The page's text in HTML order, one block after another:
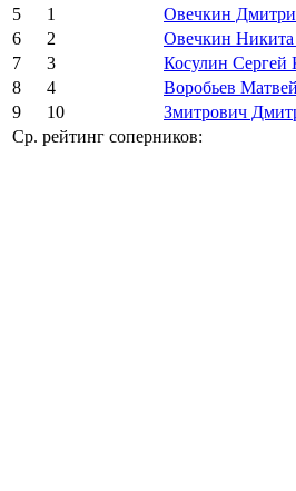
5
1 Овечкин
6
2 Овечкин Никита
7
3 Косулин Сергей
8
4 Воробьев
9
10 Змитрович
Ср. рейтинг соперников: